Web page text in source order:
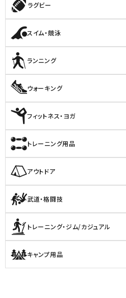
ラグビー
スイム・競泳
ランニング
ウォーキング
フィットネス・ヨガ
トレーニング用品
アウトドア
武道・格闘技
トレーニング・ジム/カジュアル
キャンプ用品